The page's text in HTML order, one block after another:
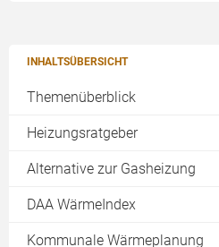
INHALTSÜBERSICHT
Themenüberblick
Heizungsratgeber
Alternative zur Gasheizung
DAA WärmeIndex
Kommunale Wärmeplanung